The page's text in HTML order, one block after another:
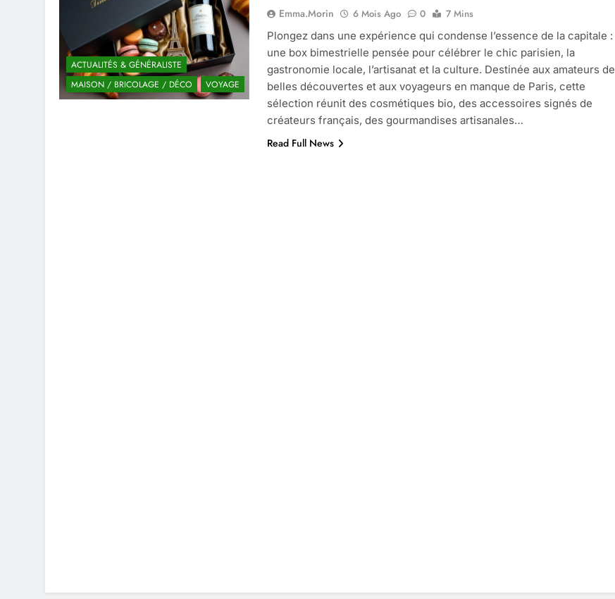
Liste complète des marques rezoactif.com à connaître en 2025
4 Mois Ago 5 Mois Ago
Quels sont les inconvénients de l’eucalyptus gunnii pour votre jardin
ACTUALITÉS & GÉNÉRALISTE
MAISON / BRICOLAGE / DÉCO
VOYAGE
Emma.Morin 6 Mois Ago 0
7 Mins
Plongez dans une expérience qui condense l’essence de la capitale :
une box bimestrielle pensée pour célébrer le chic parisien, la
gastronomie locale, l’artisanat et la culture. Destinée aux amateurs de
belles découvertes et aux voyageurs en manque de Paris, cette
sélection réunit des cosmétiques bio, des accessoires signés de
créateurs français, des gourmandises artisanales…
Read Full News